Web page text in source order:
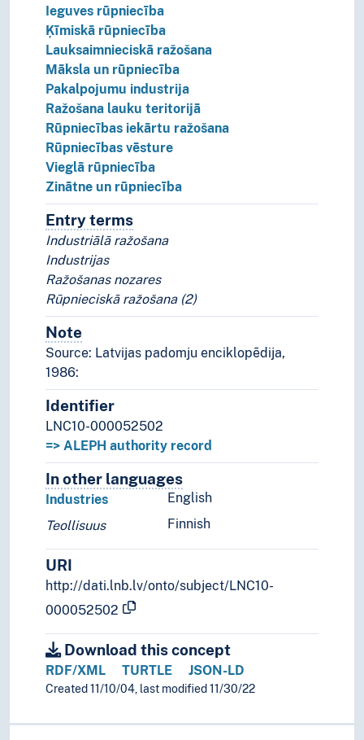
Ieguves rūpniecība
Ķīmiskā rūpniecība
Lauksaimnieciskā ražošana
Māksla un rūpniecība
Pakalpojumu industrija
Ražošana lauku teritorijā
Rūpniecības iekārtu ražošana
Rūpniecības vēsture
Vieglā rūpniecība
Zinātne un rūpniecība
Entry termsAlternative terms for the concept.
Industriālā ražošana
Industrijas
Ražošanas nozares
Rūpnieciskā ražošana (2)
NoteNotes
Source: Latvijas padomju enciklopēdija,
1986:
Identifier
LNC10-000052502
=> ALEPH authority record
In other languagesTerms for the concept in
English
Industries
Finnish
Teollisuus
URI
http://dati.lnb.lv/onto/subject/LNC10-
000052502
Download this concept
RDF/XML TURTLE JSON-LD
Created 11/10/04, last modified 11/30/22